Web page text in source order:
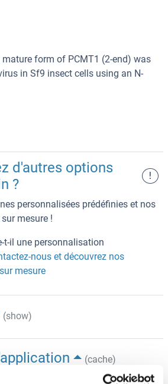
form of PCMT1 (2-end) was
in Sf9 insect cells using an N-
d'autres options
?
!
personnalisées prédéfinies et nos
mesure !
t-il une personnalisation
nous et découvrez nos
mesure
(show)
(cache)